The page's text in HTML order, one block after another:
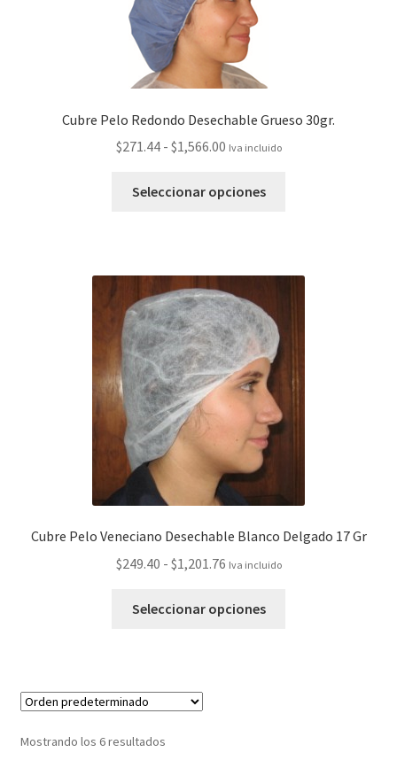
Cubre Pelo Redondo Desechable Grueso 30gr.
$271.44 - $1,566.00 Iva incluido
Seleccionar opciones
Cubre Pelo Veneciano Desechable Blanco Delgado 17 Gr
$249.40 - $1,201.76 Iva incluido
Seleccionar opciones
Mostrando los 6 resultados